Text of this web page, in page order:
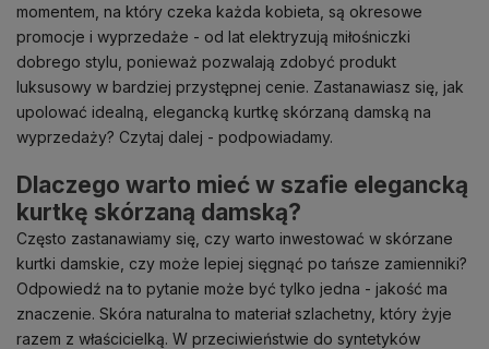
momentem, na który czeka każda kobieta, są okresowe
promocje i wyprzedaże - od lat elektryzują miłośniczki
dobrego stylu, ponieważ pozwalają zdobyć produkt
luksusowy w bardziej przystępnej cenie. Zastanawiasz się, jak
upolować idealną, elegancką kurtkę skórzaną damską na
wyprzedaży? Czytaj dalej - podpowiadamy.
Dlaczego warto mieć w szafie elegancką
kurtkę skórzaną damską?
Często zastanawiamy się, czy warto inwestować w skórzane
kurtki damskie , czy może lepiej sięgnąć po tańsze zamienniki?
Odpowiedź na to pytanie może być tylko jedna - jakość ma
znaczenie. Skóra naturalna to materiał szlachetny, który żyje
razem z właścicielką. W przeciwieństwie do syntetyków